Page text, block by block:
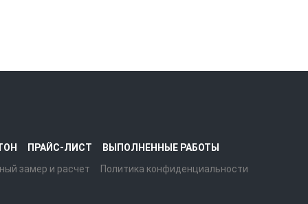
ПРАЙС-ЛИСТ
ВЫПОЛНЕННЫЕ РАБОТЫ
замер и расчет Политика конфиденциальности